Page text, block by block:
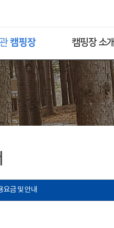
캠핑장 소개
요금 및 안내